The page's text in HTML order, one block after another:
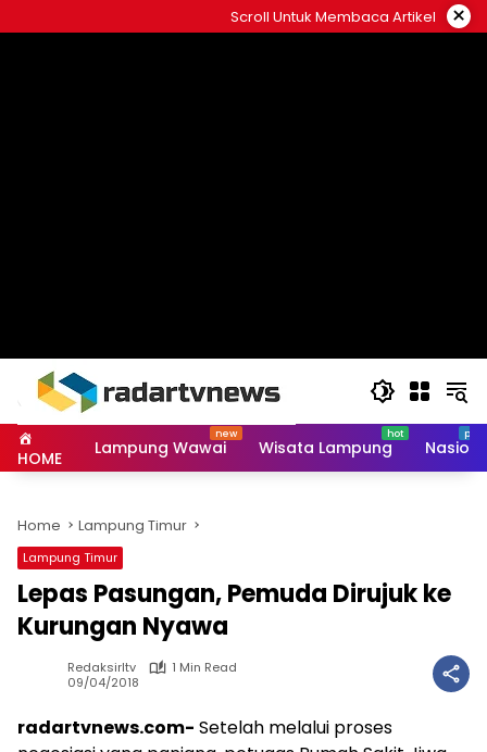
to
Scroll Untuk Membaca Artikel ×
HOME Lampung Wawai Wisata Lampung
Home Lampung Timur
Lampung Timur
Lepas Pasungan, Pemuda Dirujuk ke
Kurungan Nyawa
Redaksirltv
1 Min Read
09/04/2018
radartvnews.com- Setelah melalui proses